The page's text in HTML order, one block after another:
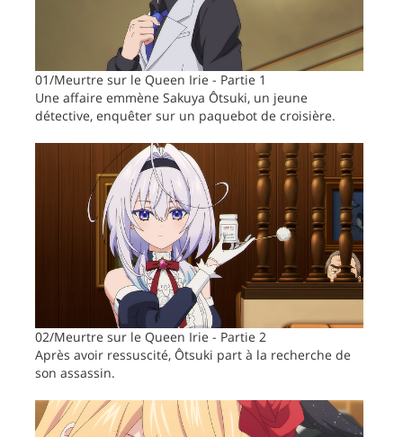
01/Meurtre sur le Queen Irie - Partie 1
Une affaire emmène Sakuya Ôtsuki, un jeune
détective, enquêter sur un paquebot de croisière.
02/Meurtre sur le Queen Irie - Partie 2
Après avoir ressuscité, Ôtsuki part à la recherche de
son assassin.